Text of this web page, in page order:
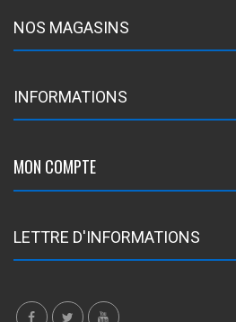
NOS MAGASINS
INFORMATIONS
MON COMPTE
LETTRE D'INFORMATIONS